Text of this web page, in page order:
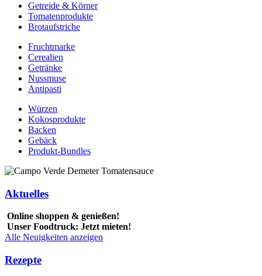
Getreide & Körner
Tomatenprodukte
Brotaufstriche
Fruchtmarke
Cerealien
Getränke
Nussmuse
Antipasti
Würzen
Kokosprodukte
Backen
Gebäck
Produkt-Bundles
Aktuelles
Online shoppen & genießen!
Unser Foodtruck: Jetzt mieten!
Alle Neuigkeiten anzeigen
Rezepte